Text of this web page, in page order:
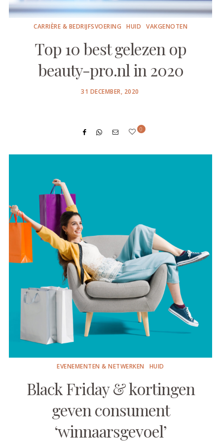
CARRIÈRE & BEDRIJFSVOERING HUID VAKGENOTEN
Top 10 best gelezen op
beauty-pro.nl in 2020
POSTED
31 DECEMBER, 2020
0
EVENEMENTEN & NETWERKEN HUID
Black Friday & kortingen
geven consument
‘winnaarsgevoel’